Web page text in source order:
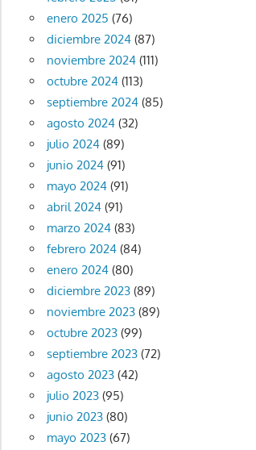
enero 2025 (76)
diciembre 2024(87)
noviembre 2024(111)
octubre 2024(113)
septiembre 2024(85)
agosto 2024(32)
julio 2024(89)
junio 2024(91)
mayo 2024(91)
abril 2024(91)
marzo 2024(83)
febrero 2024(84)
enero 2024(80)
diciembre 2023(89)
noviembre 2023(89)
octubre 2023(99)
septiembre 2023(72)
agosto 2023(42)
julio 2023(95)
junio 2023(80)
mayo 2023(67)